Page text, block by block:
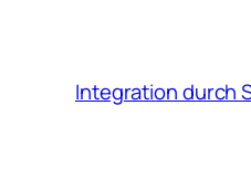
Integration durch